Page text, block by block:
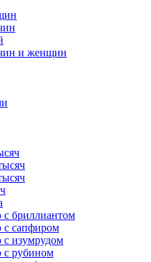
и женщин
с бриллиантом
с сапфиром
с изумрудом
с рубином